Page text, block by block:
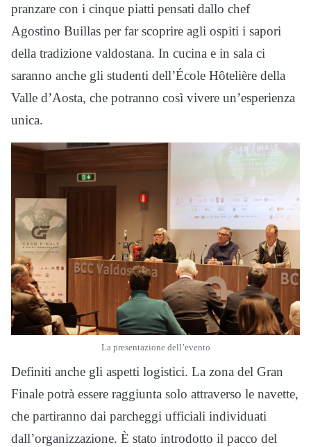
pranzare con i cinque piatti pensati dallo chef
Agostino Buillas per far scoprire agli ospiti i sapori
della tradizione valdostana. In cucina e in sala ci
saranno anche gli studenti dell’École Hôtelière della
Valle d’Aosta, che potranno così vivere un’esperienza
unica.
La presentazione dell’evento
Definiti anche gli aspetti logistici. La zona del Gran
Finale potrà essere raggiunta solo attraverso le navette,
che partiranno dai parcheggi ufficiali individuati
dall’organizzazione. È stato introdotto il pacco del